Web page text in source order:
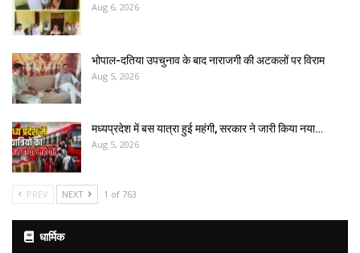
Aug 6, 2026
भोपाल-दतिया उपचुनाव के बाद नाराजगी की अटकलों पर विराम
Aug 5, 2026
मध्यप्रदेश में बस यात्रा हुई महंगी, सरकार ने जारी किया नया…
Aug 5, 2026
PREV NEXT 1 of 763
धार्मिक